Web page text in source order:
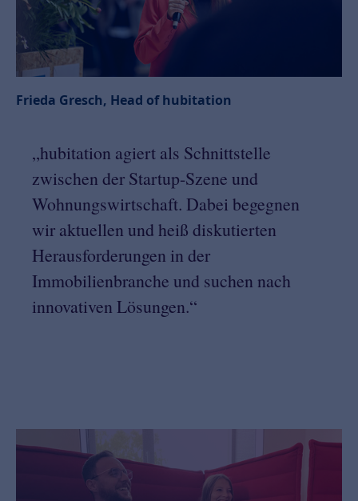
Frieda Gresch, Head of hubitation
„hubitation agiert als Schnittstelle
zwischen der Startup-Szene und
Wohnungswirtschaft. Dabei begegnen
wir aktuellen und heiß diskutierten
Herausforderungen in der
Immobilienbranche und suchen nach
innovativen Lösungen.“